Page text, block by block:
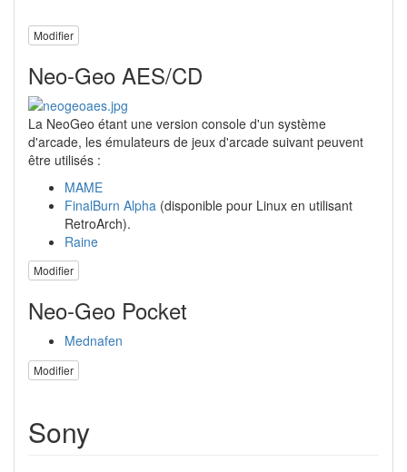
Modifier
Neo-Geo AES/CD
La NeoGeo étant une version console d'un système
d'arcade, les émulateurs de jeux d'arcade suivant peuvent
être utilisés :
MAME
FinalBurn Alpha (disponible pour Linux en utilisant
RetroArch).
Raine
Modifier
Neo-Geo Pocket
Mednafen
Modifier
Sony